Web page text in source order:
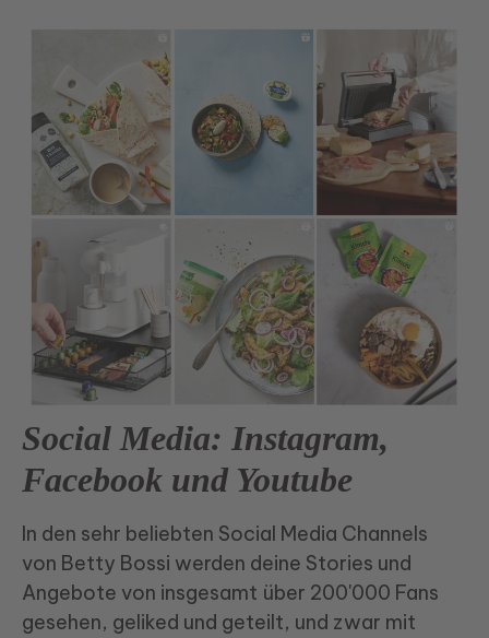
Social Media: Instagram,
Facebook und Youtube
In den sehr beliebten Social Media Channels
von Betty Bossi werden deine Stories und
Angebote von insgesamt über 200'000 Fans
gesehen, geliked und geteilt, und zwar mit